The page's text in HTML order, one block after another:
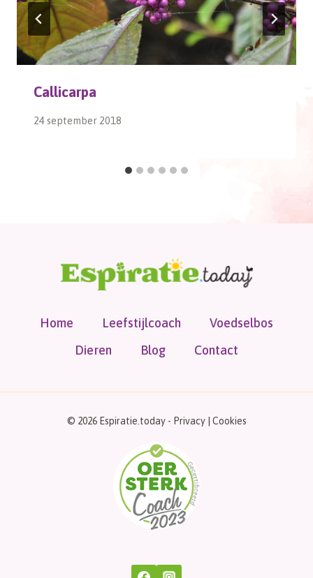
Callicarpa
24 september 2018
Home Leefstijlcoach
Voedselbos
Dieren
Blog Contact
© 2026 Espiratie.today - Privacy| Cookies